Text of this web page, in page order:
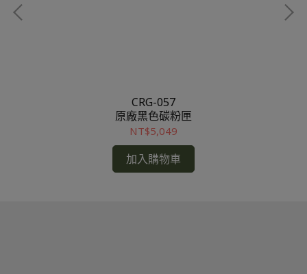
CRG-057
原廠黑色碳粉匣
NT$5,049
加入購物車